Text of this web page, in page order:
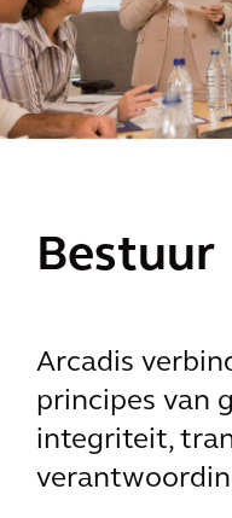
Bestuur
Arcadis
principes van
integriteit,